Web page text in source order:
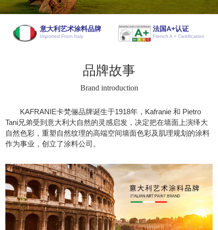
意大利艺术涂料品牌
Imported From Italy
法国A+认证
French A + Certification
品牌故事
Brand introduction
KAFRANIE卡梵俪品牌诞生于1918年，Kafranie 和 Pietro
Tani兄弟受到意大利大自然的灵感启发，决定把在墙面上演绎大
自然色彩，重塑自然纹理的高端空间墙面色彩及肌理规划的涂料
作为事业，创立了涂料公司。